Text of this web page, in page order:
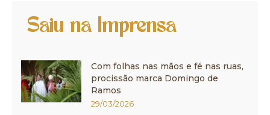
Saiu na Imprensa
Com folhas nas mãos e fé nas ruas,
procissão marca Domingo de
Ramos
29/03/2026